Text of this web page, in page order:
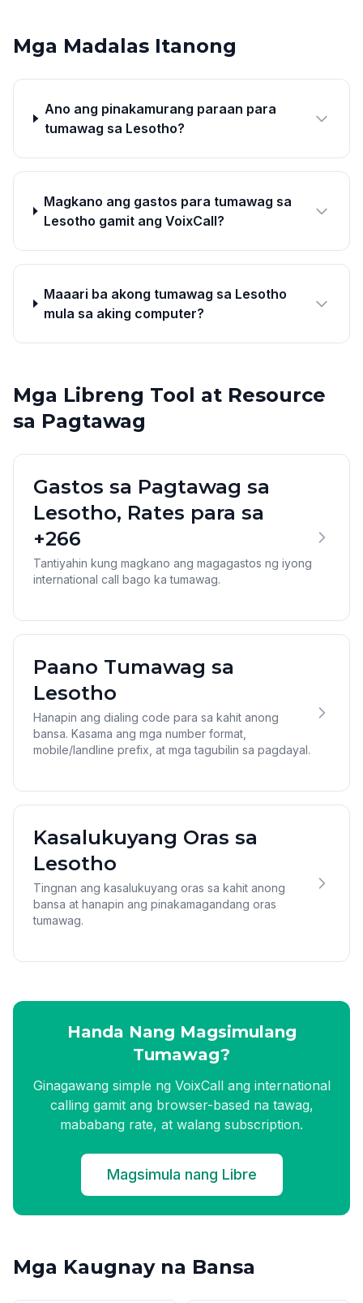
Mga Madalas Itanong
Ano ang pinakamurang paraan para
tumawag sa Lesotho?
Magkano ang gastos para tumawag sa
Lesotho gamit ang VoixCall?
Maaari ba akong tumawag sa Lesotho
mula sa aking computer?
Mga Libreng Tool at Resource
sa Pagtawag
Gastos sa Pagtawag sa
Lesotho, Rates para sa
+266
Tantiyahin kung magkano ang magagastos ng iyong
international call bago ka tumawag.
Paano Tumawag sa
Lesotho
Hanapin ang dialing code para sa kahit anong
bansa. Kasama ang mga number format,
mobile/landline prefix, at mga tagubilin sa pagdayal.
Kasalukuyang Oras sa
Lesotho
Tingnan ang kasalukuyang oras sa kahit anong
bansa at hanapin ang pinakamagandang oras
tumawag.
Handa Nang Magsimulang
Tumawag?
Ginagawang simple ng VoixCall ang international
calling gamit ang browser-based na tawag,
mababang rate, at walang subscription.
Magsimula nang Libre
Mga Kaugnay na Bansa